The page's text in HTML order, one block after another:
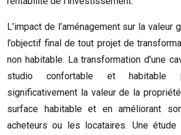
L’impact de l’aménagement sur la valeur
l’objectif final de tout projet de
non habitable. La transformation d’une
studio confortable et habitable
significativement la valeur de la
surface habitable et en améliorant
acheteurs ou les locataires. Une étude